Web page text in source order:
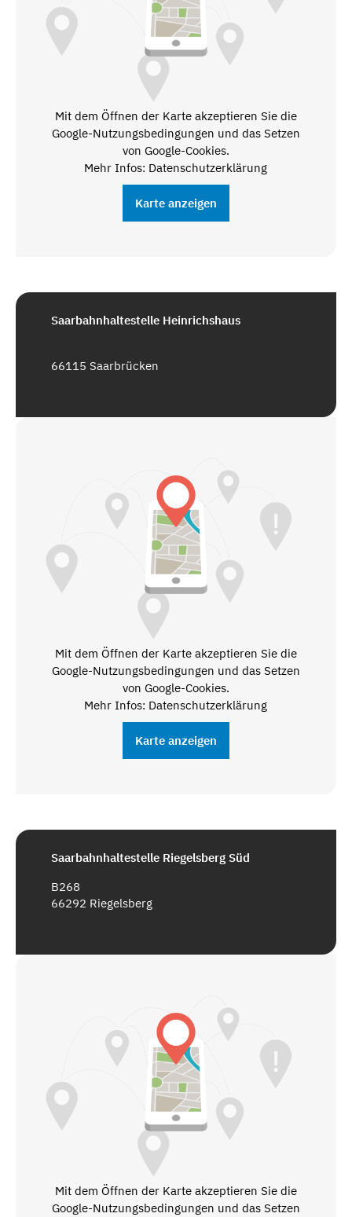
Mit dem Öffnen der Karte akzeptieren Sie die
Google-Nutzungsbedingungen und das Setzen
von Google-Cookies.
Mehr Infos: Datenschutzerklärung
Karte anzeigen
Saarbahnhaltestelle Heinrichshaus
66115 Saarbrücken
Mit dem Öffnen der Karte akzeptieren Sie die
Google-Nutzungsbedingungen und das Setzen
von Google-Cookies.
Mehr Infos: Datenschutzerklärung
Karte anzeigen
Saarbahnhaltestelle Riegelsberg Süd
B268
66292 Riegelsberg
Mit dem Öffnen der Karte akzeptieren Sie die
Google-Nutzungsbedingungen und das Setzen